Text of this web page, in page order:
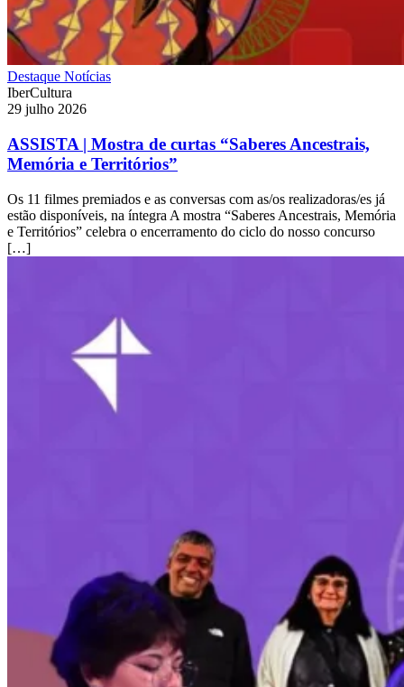
Destaque Notícias
IberCultura
29 julho 2026
ASSISTA | Mostra de curtas “Saberes Ancestrais,
Memória e Territórios”
Os 11 filmes premiados e as conversas com as/os realizadoras/es já
estão disponíveis, na íntegra A mostra “Saberes Ancestrais, Memória
e Territórios” celebra o encerramento do ciclo do nosso concurso
[…]